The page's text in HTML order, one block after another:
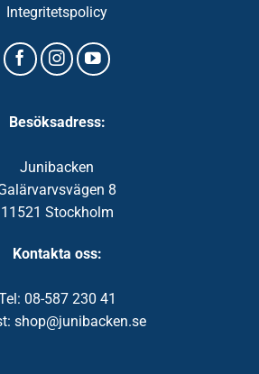
Integritetspolicy
Besöksadress:
Junibacken
8
11521 Stockholm
Kontakta oss:
08-587 230 41
shop@junibacken.se